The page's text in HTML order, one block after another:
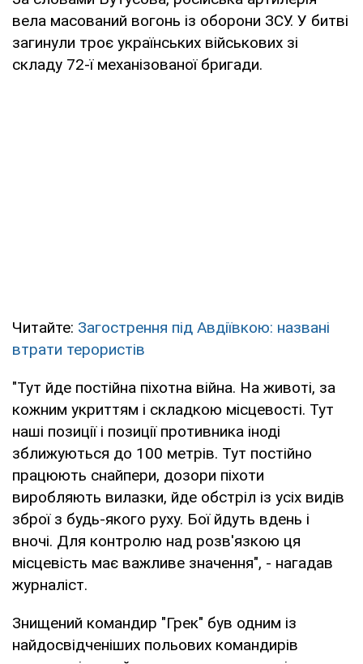
вела масований вогонь із оборони ЗСУ. У битві
загинули троє українських військових зі
складу 72-ї механізованої бригади.
Читайте: Загострення під Авдіївкою: названі
втрати терористів
"Тут йде постійна піхотна війна. На животі, за
кожним укриттям і складкою місцевості. Тут
наші позиції і позиції противника іноді
зближуються до 100 метрів. Тут постійно
працюють снайпери, дозори піхоти
виробляють вилазки, йде обстріл із усіх видів
зброї з будь-якого руху. Бої йдуть вдень і
вночі. Для контролю над розв'язкою ця
місцевість має важливе значення", - нагадав
журналіст.
Знищений командир "Грек" був одним із
найдосвідченіших польових командирів